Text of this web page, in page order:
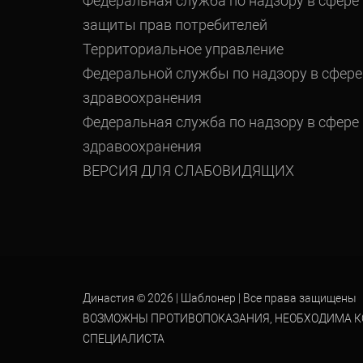
защиты прав потребителей
Территориальное управление
Федеральной службы по надзору в сфере
здравоохранения
Федеральная служба по надзору в сфере
здравоохранения
ВЕРСИЯ ДЛЯ СЛАБОВИДЯЩИХ
Династия © 2026 | Шаблонер | Все права защищены
ВОЗМОЖНЫ ПРОТИВОПОКАЗАНИЯ, НЕОБХОДИМА
СПЕЦИАЛИСТА